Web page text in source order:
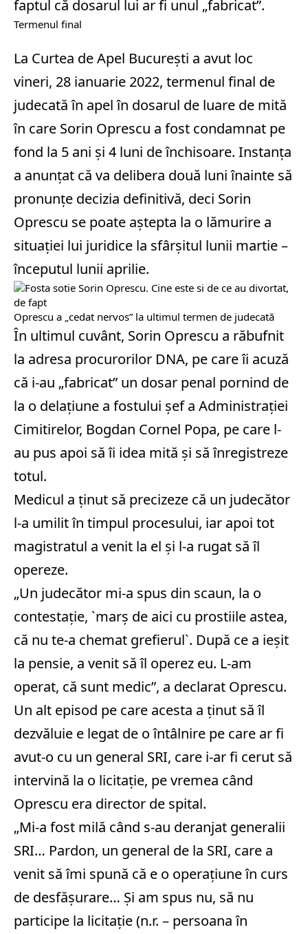
faptul că dosarul lui ar fi unul „fabricat”.
Termenul final
La Curtea de Apel București a avut loc
vineri, 28 ianuarie 2022, termenul final de
judecată în apel în dosarul de luare de mită
în care Sorin Oprescu a fost condamnat pe
fond la 5 ani și 4 luni de închisoare. Instanța
a anunțat că va delibera două luni înainte să
pronunțe decizia definitivă, deci Sorin
Oprescu se poate aștepta la o lămurire a
situației lui juridice la sfârșitul lunii martie –
începutul lunii aprilie.
Oprescu a „cedat nervos” la ultimul termen de judecată
În ultimul cuvânt, Sorin Oprescu a răbufnit
la adresa procurorilor DNA, pe care îi acuză
că i-au „fabricat” un dosar penal pornind de
la o delațiune a fostului șef a Administrației
Cimitirelor, Bogdan Cornel Popa, pe care l-
au pus apoi să îi idea mită și să înregistreze
totul.
Medicul a ținut să precizeze că un judecător
l-a umilit în timpul procesului, iar apoi tot
magistratul a venit la el și l-a rugat să îl
opereze.
„Un judecător mi-a spus din scaun, la o
contestație, `marș de aici cu prostiile astea,
că nu te-a chemat grefierul`. După ce a ieșit
la pensie, a venit să îl operez eu. L-am
operat, că sunt medic”, a declarat Oprescu.
Un alt episod pe care acesta a ținut să îl
dezvăluie e legat de o întâlnire pe care ar fi
avut-o cu un general SRI, care i-ar fi cerut să
intervină la o licitație, pe vremea când
Oprescu era director de spital.
„Mi-a fost milă când s-au deranjat generalii
SRI… Pardon, un general de la SRI, care a
venit să îmi spună că e o operațiune în curs
de desfășurare… Și am spus nu, să nu
participe la licitație (n.r. – persoana în